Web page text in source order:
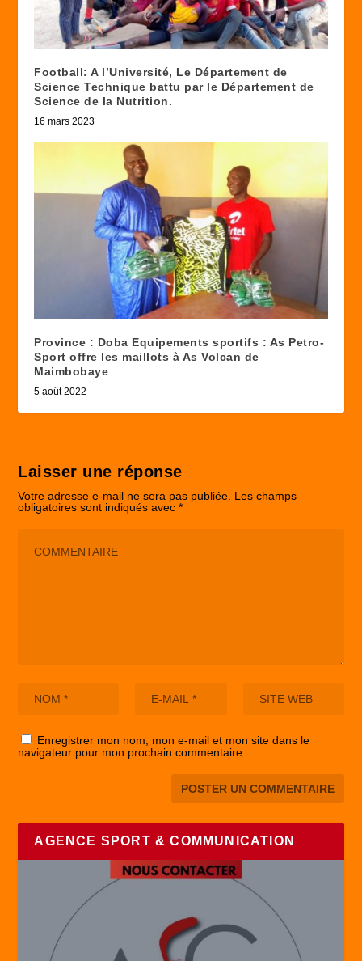
Football: A l’Université, Le Département de
Science Technique battu par le Département de
Science de la Nutrition.
16 mars 2023
Province : Doba Equipements sportifs : As Petro-
Sport offre les maillots à As Volcan de
Maimbobaye
5 août 2022
Laisser une réponse
Votre adresse e-mail ne sera pas publiée. Les champs
obligatoires sont indiqués avec*
Enregistrer mon nom, mon e-mail et mon site dans le
navigateur pour mon prochain commentaire.
AGENCE SPORT & COMMUNICATION